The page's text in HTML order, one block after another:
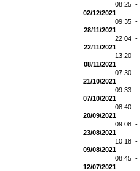
08:25 -
02/12/2021
09:35 -
28/11/2021
22:04 -
22/11/2021
13:20 -
08/11/2021
07:30 -
21/10/2021
09:33 -
07/10/2021
08:40 -
20/09/2021
09:08 -
23/08/2021
10:18 -
09/08/2021
08:45 -
12/07/2021